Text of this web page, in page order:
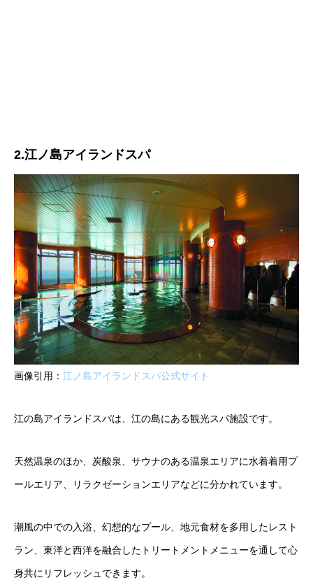
2.江ノ島アイランドスパ
画像引用： 江ノ島アイランドスパ公式サイト
江の島アイランドスパは、江の島にある観光スパ施設です。
天然温泉のほか、炭酸泉、サウナのある温泉エリアに水着着用プ
ールエリア、リラクゼーションエリアなどに分かれています。
潮風の中での入浴、幻想的なプール、地元食材を多用したレスト
ラン、東洋と西洋を融合したトリートメントメニューを通して心
身共にリフレッシュできます。